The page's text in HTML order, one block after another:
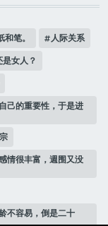
笔。 人际关系
女人？
己的重要性，于是进
情很丰富，週围又没
不容易，倒是二十